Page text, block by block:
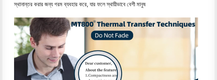
স্থানান্তর করার জন্য গরম ব্যবহার করে, যার ফলে স্থায়ীভাবে বেশী মানুষ